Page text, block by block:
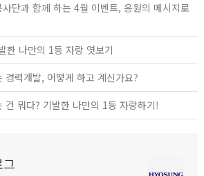
단과 함께 하는 4월 이벤트, 응원의 메시지로
한 나만의 1등 자랑 엿보기
력개발, 어떻게 하고 계신가요?
건 뭐다? 기발한 나만의 1등 자랑하기!